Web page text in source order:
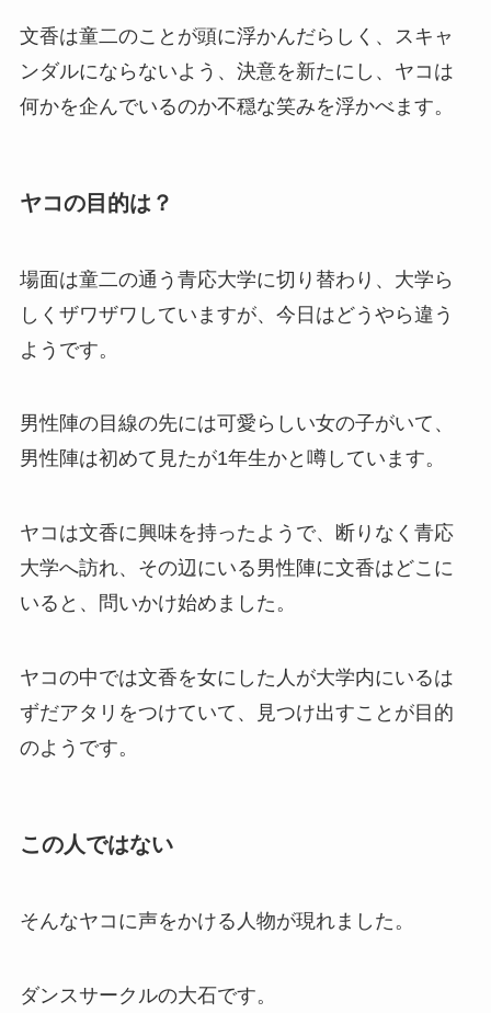
文香は童二のことが頭に浮かんだらしく、スキャ
ンダルにならないよう、決意を新たにし、ヤコは
何かを企んでいるのか不穏な笑みを浮かべます。
ヤコの目的は？
場面は童二の通う青応大学に切り替わり、大学ら
しくザワザワしていますが、今日はどうやら違う
ようです。
男性陣の目線の先には可愛らしい女の子がいて、
男性陣は初めて見たが1年生かと噂しています。
ヤコは文香に興味を持ったようで、断りなく青応
大学へ訪れ、その辺にいる男性陣に文香はどこに
いると、問いかけ始めました。
ヤコの中では文香を女にした人が大学内にいるは
ずだアタリをつけていて、見つけ出すことが目的
のようです。
この人ではない
そんなヤコに声をかける人物が現れました。
ダンスサークルの大石です。